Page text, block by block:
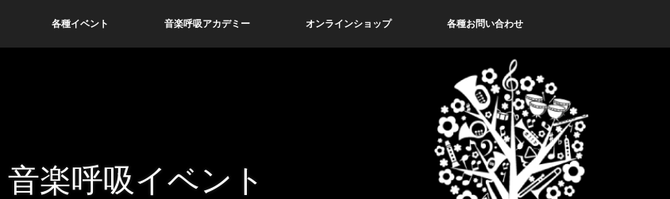
各種イベント 音楽呼吸アカデミー オンラインショップ 各種お問い合わせ
音楽呼吸イベント